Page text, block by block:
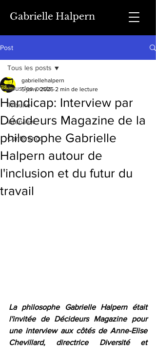
Gabrielle Halpern
Post
Tous les posts
Tribune
Interview
Conférence
Tous les posts
Handicap: Interview par
Décideurs Magazine de la
philosophe Gabrielle
Halpern autour de
l'inclusion et du futur du
travail
gabriellehalpern
5 janv. 2025 2 min de lecture
La philosophe Gabrielle Halpern était
l'invitée de Décideurs Magazine pour
une interview aux côtés de Anne-Elise
Chevillard, directrice Diversité et